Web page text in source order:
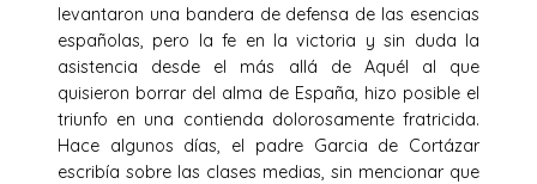
levantaron una bandera de defensa de las esencias
españolas, pero la fe en la victoria y sin duda la
asistencia desde el más allá de Aquél al que
quisieron borrar del alma de España, hizo posible el
triunfo en una contienda dolorosamente fratricida.
Hace algunos días, el padre Garcia de Cortázar
escribía sobre las clases medias, sin mencionar que